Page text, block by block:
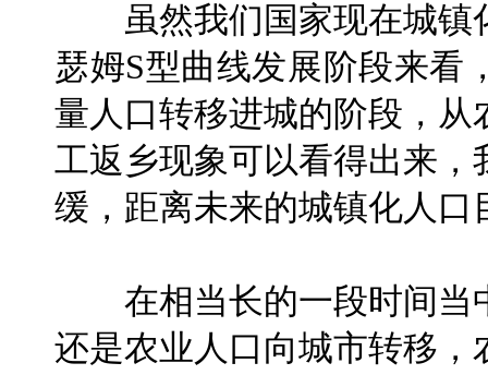
虽然我们国家现在城镇
瑟姆S型曲线发展阶段来看
量人口转移进城的阶段，
工返乡现象可以看得出来
缓，距离未来的城镇化人
在相当长的一段时间当
还是农业人口向城市转移